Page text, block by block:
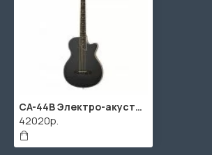
CA-44B Электро-акустическая гитара, черная, Shadow
42020р.